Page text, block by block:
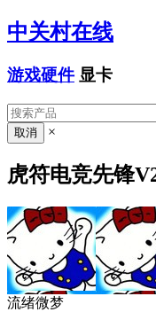
中关村在线
游戏硬件 显卡
×
虎符电竞先锋
流绪微梦